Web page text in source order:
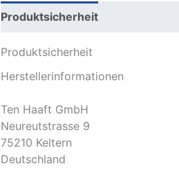
Produktsicherheit
Produktsicherheit
Herstellerinformationen
Ten Haaft GmbH
Neureutstrasse 9
75210 Keltern
Deutschland